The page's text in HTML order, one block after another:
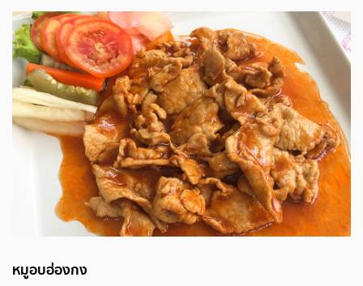
หมูอบฮ่องกง